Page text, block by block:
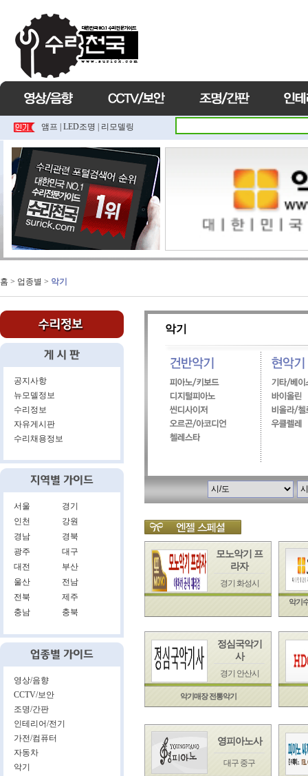
앰프 LED조명 리모델링
홈 > 업종별 > 악기
공지사항
뉴모델정보
수리정보
자유게시판
수리채용정보
서울
경기
인천
강원
경남
경북
광주
대구
대전
부산
울산
전남
전북
제주
충남
충북
영상/음향
CCTV/보안
조명/간판
인테리어/전기
가전/컴퓨터
자동차
악기
악기
모노악기 프
라자
경기 화성시
악기
정심국악기
사
경기 안산시
악기매장 전통악기
영피아노사
대구 중구